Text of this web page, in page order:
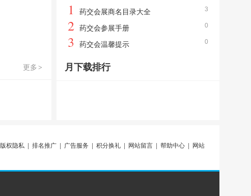
更多 >
3
1 药交会展商名目录大全
0
2 药交会参展手册
0
3 药交会温馨提示
月下载排行
版权隐私| 排名推广| 广告服务 积分换礼| 网站留言| 帮助中心| 网站